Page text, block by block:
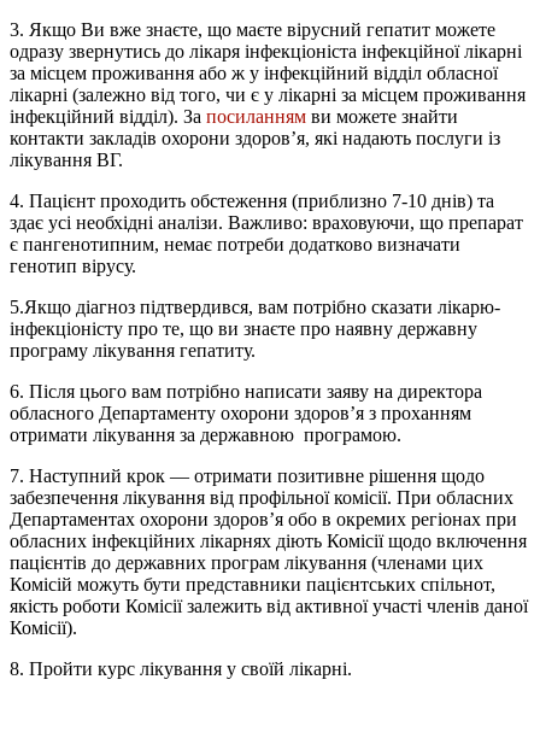
3. Якщо Ви вже знаєте, що маєте вірусний гепатит можете
одразу звернутись до лікаря інфекціоніста інфекційної лікарні
за місцем проживання або ж у інфекційний відділ обласної
лікарні (залежно від того, чи є у лікарні за місцем проживання
інфекційний відділ). За посиланням ви можете знайти
контакти закладів охорони здоров’я, які надають послуги із
лікування ВГ.
4. Пацієнт проходить обстеження (приблизно 7-10 днів) та
здає усі необхідні аналізи. Важливо: враховуючи, що препарат
є пангенотипним, немає потреби додатково визначати
генотип вірусу.
5.Якщо діагноз підтвердився, вам потрібно сказати лікарю-
інфекціоністу про те, що ви знаєте про наявну державну
програму лікування гепатиту.
6. Після цього вам потрібно написати заяву на директора
обласного Департаменту охорони здоров’я з проханням
отримати лікування за державною програмою.
7. Наступний крок — отримати позитивне рішення щодо
забезпечення лікування від профільної комісії. При обласних
Департаментах охорони здоров’я обо в окремих регіонах при
обласних інфекційних лікарнях діють Комісії щодо включення
пацієнтів до державних програм лікування (членами цих
Комісій можуть бути представники пацієнтських спільнот,
якість роботи Комісії залежить від активної участі членів даної
Комісії).
8. Пройти курс лікування у своїй лікарні.